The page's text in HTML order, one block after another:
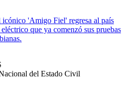
icónico 'Amigo Fiel' regresa al país
que ya comenzó sus pruebas
del Estado Civil